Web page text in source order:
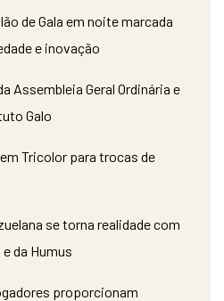
de Gala em noite marcada
e inovação
Assembleia Geral Ordinária e
Galo
Tricolor para trocas de
se torna realidade com
da Humus
proporcionam